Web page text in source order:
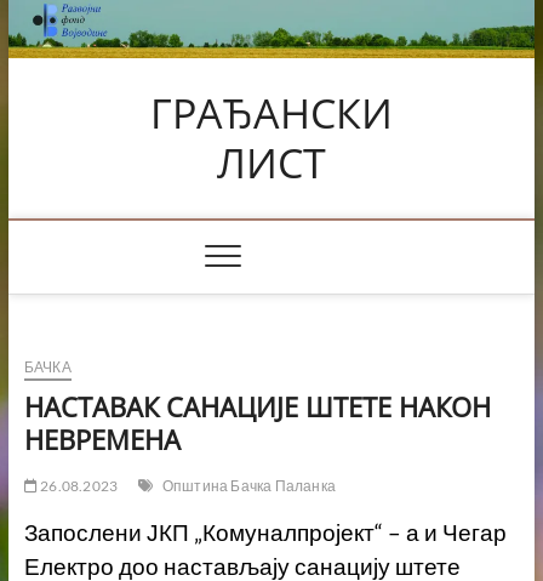
Skip
to
content
ГРАЂАНСКИ
ЛИСТ
БАЧКА
НАСТАВАК САНАЦИЈЕ ШТЕТЕ НАКОН
НЕВРEМЕНА
26.08.2023 Општина Бачка Паланка
Запослени ЈКП „Комуналпројект“ – а и Чегар
Електро доо настављају санацију штете